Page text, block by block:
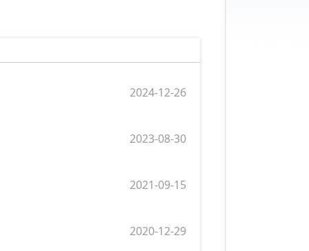
2024-12-26
2023-08-30
2021-09-15
2020-12-29